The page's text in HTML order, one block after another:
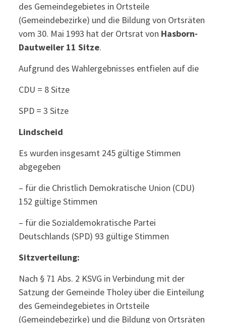
des Gemeindegebietes in Ortsteile
(Gemeindebezirke) und die Bildung von Ortsräten
vom 30. Mai 1993 hat der Ortsrat von Hasborn-
Dautweiler 11 Sitze.
Aufgrund des Wahlergebnisses entfielen auf die
CDU = 8 Sitze
SPD = 3 Sitze
Lindscheid
Es wurden insgesamt 245 gültige Stimmen
abgegeben
– für die Christlich Demokratische Union (CDU)
152 gültige Stimmen
– für die Sozialdemokratische Partei
Deutschlands (SPD) 93 gültige Stimmen
Sitzverteilung:
Nach § 71 Abs. 2 KSVG in Verbindung mit der
Satzung der Gemeinde Tholey über die Einteilung
des Gemeindegebietes in Ortsteile
(Gemeindebezirke) und die Bildung von Ortsräten